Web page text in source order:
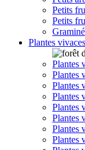
Petits
Petits
Plantes vivaces
Plantes
Plantes
Plantes
Plantes
Plantes
Plantes
Plantes
Plantes